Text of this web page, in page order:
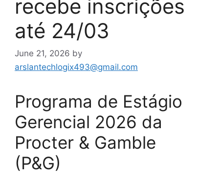
recebe inscrições
até 24/03
June 21, 2026 by
arslantechlogix493@gmail.com
Programa de Estágio
Gerencial 2026 da
Procter & Gamble
(P&G)